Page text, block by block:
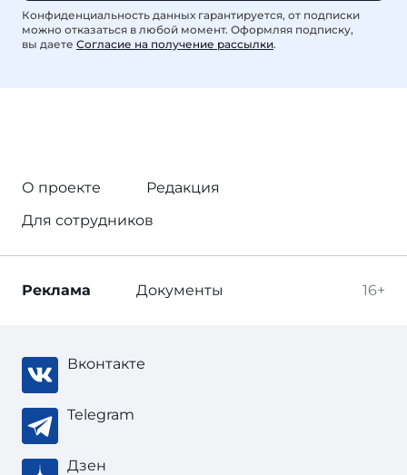
Конфиденциальность данных гарантируется, от подписки
можно отказаться в любой момент. Оформляя подписку,
вы даете Согласие на получение рассылки.
О проекте
Редакция
Для сотрудников
16+
Реклама Документы
Вконтакте
Telegram
Дзен